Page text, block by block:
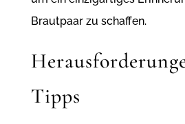
Brautpaar zu schaffen.
Tipps